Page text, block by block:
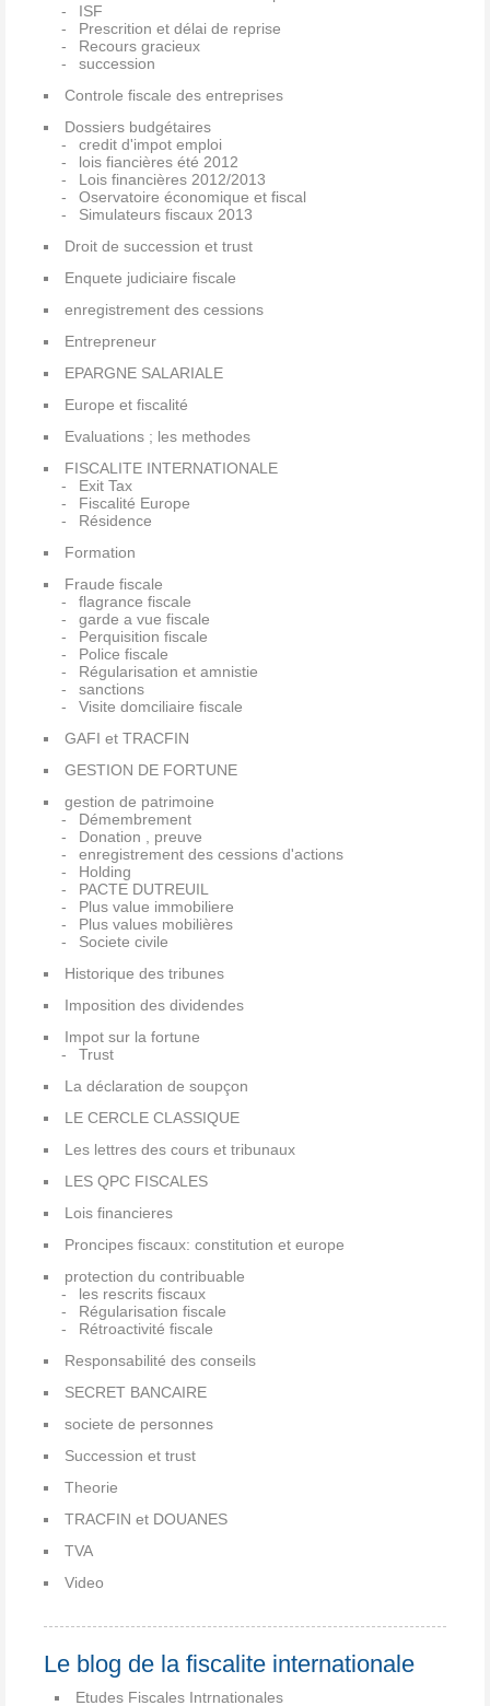
ISF
Prescrition et délai de reprise
Recours gracieux
succession
Controle fiscale des entreprises
Dossiers budgétaires
credit d'impot emploi
lois fiancières été 2012
Lois financières 2012/2013
Oservatoire économique et fiscal
Simulateurs fiscaux 2013
Droit de succession et trust
Enquete judiciaire fiscale
enregistrement des cessions
Entrepreneur
EPARGNE SALARIALE
Europe et fiscalité
Evaluations ; les methodes
FISCALITE INTERNATIONALE
Exit Tax
Fiscalité Europe
Résidence
Formation
Fraude fiscale
flagrance fiscale
garde a vue fiscale
Perquisition fiscale
Police fiscale
Régularisation et amnistie
sanctions
Visite domciliaire fiscale
GAFI et TRACFIN
GESTION DE FORTUNE
gestion de patrimoine
Démembrement
Donation , preuve
enregistrement des cessions d'actions
Holding
PACTE DUTREUIL
Plus value immobiliere
Plus values mobilières
Societe civile
Historique des tribunes
Imposition des dividendes
Impot sur la fortune
Trust
La déclaration de soupçon
LE CERCLE CLASSIQUE
Les lettres des cours et tribunaux
LES QPC FISCALES
Lois financieres
Proncipes fiscaux: constitution et europe
protection du contribuable
les rescrits fiscaux
Régularisation fiscale
Rétroactivité fiscale
Responsabilité des conseils
SECRET BANCAIRE
societe de personnes
Succession et trust
Theorie
TRACFIN et DOUANES
TVA
Video
Le blog de la fiscalite internationale
Etudes Fiscales Intrnationales